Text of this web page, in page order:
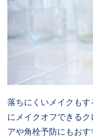
落ちにくいメイクも
にメイクオフできる
アや角栓予防にもおす